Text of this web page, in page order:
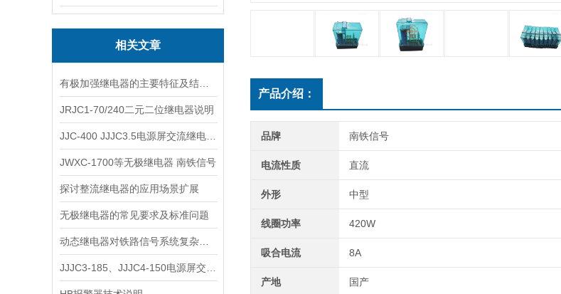
相关文章
JRJC1-70/240二元二位继电器说明
JWXC-1700等无极继电器 南铁信号
探讨整流继电器的应用场景扩展
无极继电器的常见要求及标准问题
产品介绍：
品牌 南铁信号
电流性质 直流
外形 中型
线圈功率 420W
吸合电流 8A
产地 国产